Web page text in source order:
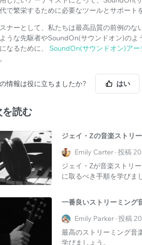
で繁栄するために必要なツールとサポート
ナーとして、私たちは最高品質の前例の
うな先駆者やSoundOn(サウンドオン)の
なるために、
SoundOn(サウンドオン)ア
情報は役に立ちましたか? はい
を読む
ジェイ・Zの音楽ストリ
Emily Carter · 投稿
ジェイ・Zが音楽ストリ
に取るべき手順を学びま
一番良いストリーミング
Emily Parker · 投稿
最高のストリーミング音
学びましょう。